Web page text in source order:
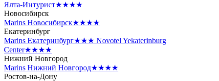
Ялта-Интурист★★★★
Новосибирск
Marins Новосибирск★★★★
Екатеринбург
Marins Екатеринбург★★★ Novotel Yekaterinburg
Center★★★★
Нижний Новгород
Marins Нижний Новгород★★★★
Ростов-на-Дону